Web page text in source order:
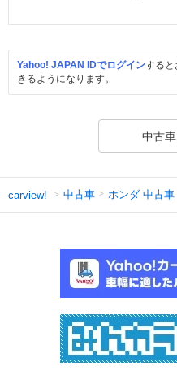
Yahoo! JAPAN IDでログインすると
きるようになります。
中古
carview! 中古車 ホンダ 中古車